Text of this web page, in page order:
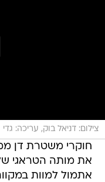
צילום: דניאל בוק, עריכה: גדי
חוקרי משטרת דן
את מותה הטראגי
אתמול למוות